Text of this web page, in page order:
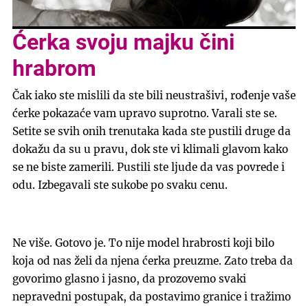
Ćerka svoju majku čini
hrabrom
Čak iako ste mislili da ste bili neustrašivi, rođenje vaše
ćerke pokazaće vam upravo suprotno. Varali ste se.
Setite se svih onih trenutaka kada ste pustili druge da
dokažu da su u pravu, dok ste vi klimali glavom kako
se ne biste zamerili. Pustili ste ljude da vas povrede i
odu. Izbegavali ste sukobe po svaku cenu.
Ne više. Gotovo je. To nije model hrabrosti koji bilo
koja od nas želi da njena ćerka preuzme. Zato treba da
govorimo glasno i jasno, da prozovemo svaki
nepravedni postupak, da postavimo granice i tražimo